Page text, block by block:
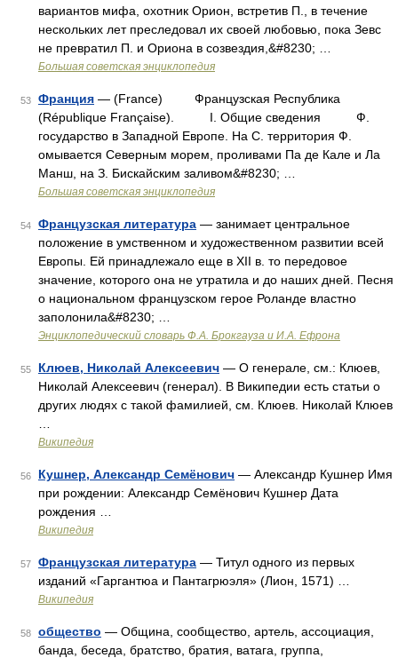
вариантов мифа, охотник Орион, встретив П., в течение
нескольких лет преследовал их своей любовью, пока Зевс
не превратил П. и Ориона в созвездия,&#8230; …
Большая советская энциклопедия
53 Франция — (France) Французская Республика
(République Française). I. Общие сведения Ф.
государство в Западной Европе. На С. территория Ф.
омывается Северным морем, проливами Па де Кале и Ла
Манш, на З. Бискайским заливом&#8230; …
Большая советская энциклопедия
54 Французская литература — занимает центральное
положение в умственном и художественном развитии всей
Европы. Ей принадлежало еще в XII в. то передовое
значение, которого она не утратила и до наших дней. Песня
о национальном французском герое Роланде властно
заполонила&#8230; …
Энциклопедический словарь Ф.А. Брокгауза и И.А. Ефрона
55 Клюев, Николай Алексеевич — О генерале, см.: Клюев,
Николай Алексеевич (генерал). В Википедии есть статьи о
других людях с такой фамилией, см. Клюев. Николай Клюев
Википедия
56 Кушнер, Александр Семёнович — Александр Кушнер Имя
при рождении: Александр Семёнович Кушнер Дата
рождения …
Википедия
57 Французская литература — Титул одного из первых
изданий «Гаргантюа и Пантагрюэля» (Лион, 1571) …
Википедия
58 общество — Община, сообщество, артель, ассоциация,
банда, беседа, братство, братия, ватага, группа,